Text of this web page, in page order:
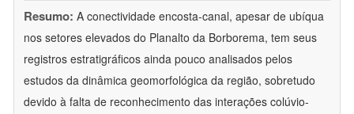
Resumo: A conectividade encosta-canal, apesar de ubíqua
nos setores elevados do Planalto da Borborema, tem seus
registros estratigráficos ainda pouco analisados pelos
estudos da dinâmica geomorfológica da região, sobretudo
devido à falta de reconhecimento das interações colúvio-